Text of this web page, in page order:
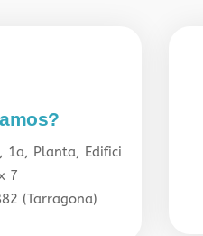
1a, Planta, Edifici
7
(Tarragona)